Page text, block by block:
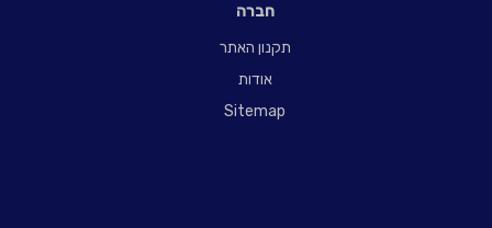
חברה
תקנון האתר
אודות
Sitemap